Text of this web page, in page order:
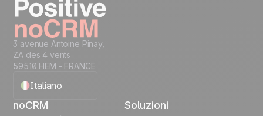
3 avenue Antoine Pinay,
ZA des 4 vents
59510 HEM - FRANCE
Italiano
noCRM Soluzioni